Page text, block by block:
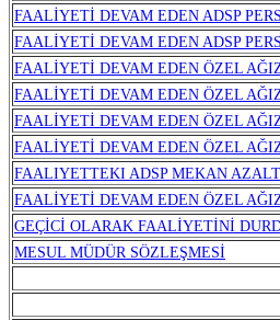
FAALİYETİ DEVAM EDEN ADSP
FAALİYETİ DEVAM EDEN ADSP
FAALİYETİ DEVAM EDEN ÖZEL
FAALİYETİ DEVAM EDEN ÖZEL
FAALİYETİ DEVAM EDEN ÖZEL
FAALİYETİ DEVAM EDEN ÖZEL
FAALIYETTEKI ADSP MEKAN
FAALİYETİ DEVAM EDEN ÖZEL
GEÇİCİ OLARAK FAALİYETİNİ
MESUL MÜDÜR SÖZLEŞMESİ